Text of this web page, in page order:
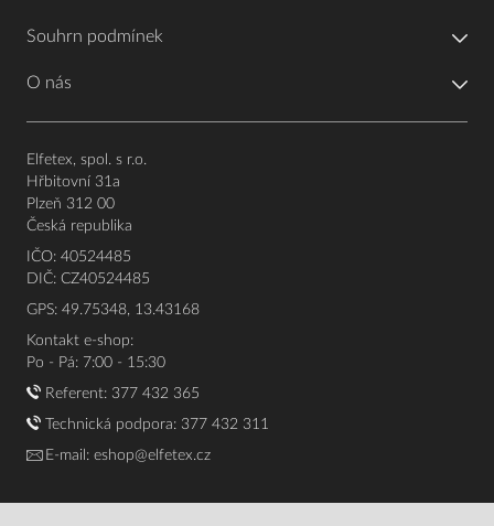
Souhrn podmínek
O nás
Elfetex, spol. s r.o.
Hřbitovní 31a
Plzeň 312 00
Česká republika
IČO: 40524485
DIČ: CZ40524485
GPS: 49.75348, 13.43168
Kontakt e-shop:
Po - Pá: 7:00 - 15:30
Referent: 377 432 365
Technická podpora: 377 432 311
E-mail: eshop@elfetex.cz